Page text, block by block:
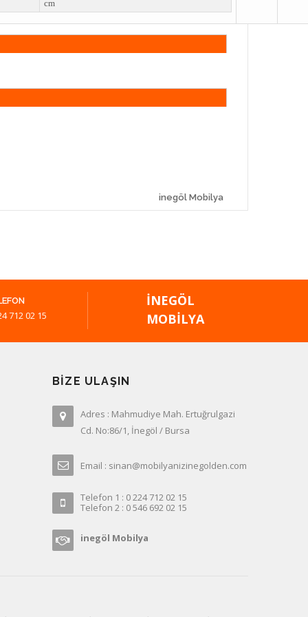
cm
inegöl Mobilya
712 02 15
İNEGÖL
MOBILYA
BIZE ULAŞIN
Adres : Mahmudiye Mah. Ertuğrulgazi
Cd. No:86/1, İnegöl / Bursa
Email : sinan@mobilyanizinegolden.com
Telefon 1 : 0 224 712 02 15
Telefon 2 : 0 546 692 02 15
inegöl Mobilya